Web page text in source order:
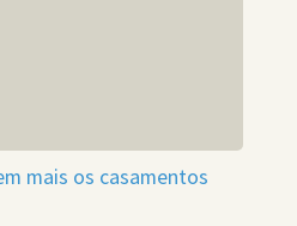
mais os casamentos